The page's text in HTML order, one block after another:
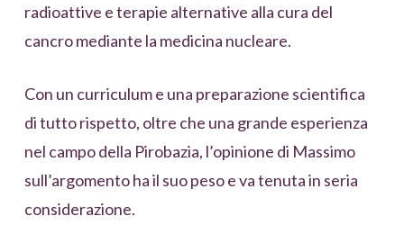
radioattive e terapie alternative alla cura del
cancro mediante la medicina nucleare.
Con un curriculum e una preparazione scientifica
di tutto rispetto, oltre che una grande esperienza
nel campo della Pirobazia, l’opinione di Massimo
sull’argomento ha il suo peso e va tenuta in seria
considerazione.